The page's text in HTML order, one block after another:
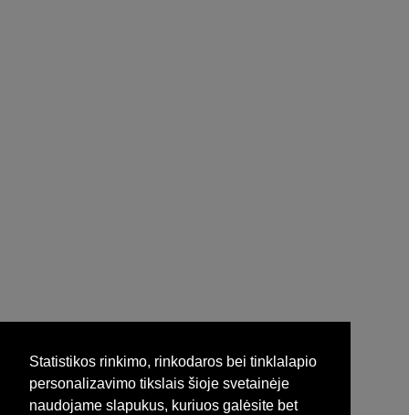
Statistikos rinkimo, rinkodaros bei tinklalapio
personalizavimo tikslais šioje svetainėje
naudojame slapukus, kuriuos galėsite bet